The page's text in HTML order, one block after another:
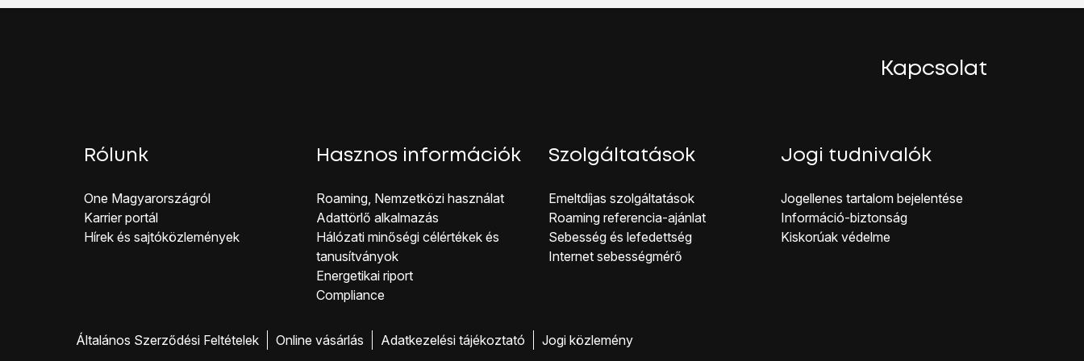
Kapcsolat
Rólunk
One Magyar országról
Karrier portál
Hírek és sajtóközlemények
Hasznos információk
Roaming, Nemzetközi használat
Adattörlő alkalmazás
Hálózati minőségi célérté kek és
tanusítványok
Energetikai riport
Co mpliance
Szolgáltatások
Emeltdíjas szolgáltatások
Roaming referencia-ajánlat
Sebesség és lefedettség
Internet sebességmérő
Jogi tudnivalók
Jogellenes ta rtalom bejelentése
Inf ormáció-biztonság
Kiskorúak véd elme
Általános Szerződési Feltételek Online vásárlás Adatkezelési tájékoztató Jogi közlemény